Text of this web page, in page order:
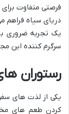
فرصتی متفاوت
دریای سیاه فراهم
یک تجربه ضروری
سرگرم کننده این
رستوران
یکی از لذت های
کردن طعم های